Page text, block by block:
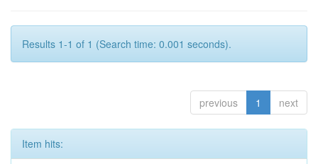
Results 1-1 of 1 (Search time: 0.001 seconds).
previous 1 next
Item hits: